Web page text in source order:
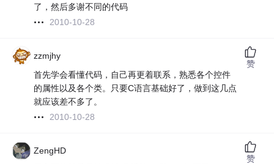
了，然后多谢不同的代码
2010-10-28
zzmjhy
首先学会看懂代码，自己再更着联系，熟悉各个控件
的属性以及各个类。只要C语言基础好了，做到这几点
就应该差不多了。
2010-10-28
赞
ZengHD
赞